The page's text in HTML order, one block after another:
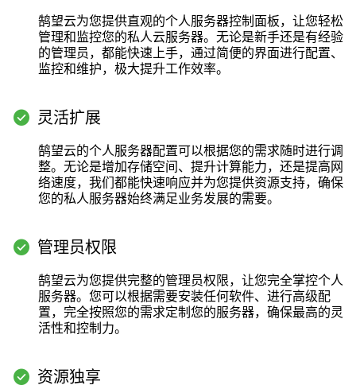
鹄望云为您提供直观的个人服务器控制面板，让您轻松
管理和监控您的私人云服务器。无论是新手还是有经验
的管理员，都能快速上手，通过简便的界面进行配置、
监控和维护，极大提升工作效率。
 灵活扩展
鹄望云的个人服务器配置可以根据您的需求随时进行调
整。无论是增加存储空间、提升计算能力，还是提高网
络速度，我们都能快速响应并为您提供资源支持，确保
您的私人服务器始终满足业务发展的需要。
 管理员权限
鹄望云为您提供完整的管理员权限，让您完全掌控个人
服务器。您可以根据需要安装任何软件、进行高级配
置，完全按照您的需求定制您的服务器，确保最高的灵
活性和控制力。
 资源独享